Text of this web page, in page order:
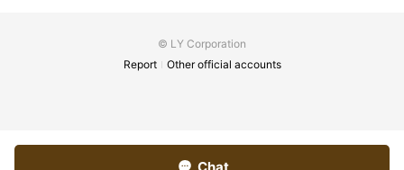
© LY Corporation
Report
Other official accounts
Chat